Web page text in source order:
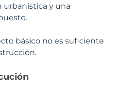
urbanística y una
básico no es suficiente